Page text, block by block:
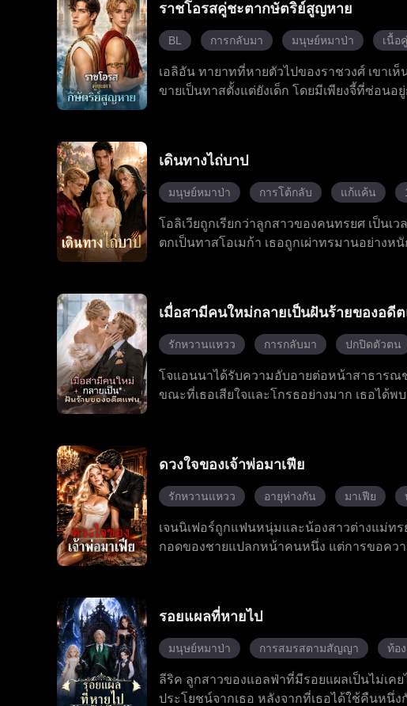
ราชโอรสคู่ชะตากษัตริย์สูญหาย
BL การกลับมา มนุษย์หมาป่า เนื้อคู่
เอลิอัน ทายาทที่หายตัวไปของราชวงศ์ เขาเ
ขายเป็นทาสตั้งแต่ยังเด็ก โดยมีเพียงจี้ที่ซ่อน
การสังหารหมู่ครอบครัวของเขา ซึ่งเปิดเผยว่า
เลียนลบความทรงจำของแอนโทนีด้วยคำสาป
สาปนั้นได้สำเร็จ และตอนนี้กำลังเดินทางกลับ
เดินทางไถ่บาป
มนุษย์หมาป่า การโต้กลับ แก้แค้น
โอลิเวียถูกเรียกว่าลูกสาวของคนทรยศ เป็นเ
ตกเป็นทาสโอเมก้า เธอถูกเผ่าทรมานอย่าง
เลือกระหว่างความเกลียดชังหรือการช่วยเหลือ
เมื่อสามีคนใหม่กลายเป็นฝันร้ายของอดี
รักหวานแหวว การกลับมา ปกปิดตัวตน
โจแอนนาได้รับความอับอายต่อหน้าสาธารณ
ขณะที่เธอเสียใจและโกรธอย่างมาก เธอได้พ
ขณะเดียวกัน อเล็กซานเดอร์คอยปกป้องเธออ
เบื้องหลังของบริษัทแอลยู เมื่อโจแอนนาค้นพ
เป็นความรักที่แท้จริง ทั้งสองคนร่วมมือกัน ท
ดวงใจของเจ้าพ่อมาเฟีย
รักหวานแหวว อายุห่างกัน มาเฟีย
เจนนิเฟอร์ถูกแฟนหนุ่มและน้องสาวต่างแม่ทร
กอดของชายแปลกหน้าคนหนึ่ง แต่การขอควา
ใหม่ในฐานะผู้หญิงของเจ้าพ่อมาเฟีย
รอยแผลที่หายไป
มนุษย์หมาป่า การสมรสตามสัญญา ท้อ
ลีริค ลูกสาวของแอลฟ่าที่มีรอยแผลเป็นไม่เค
ประโยชน์จากเธอ หลังจากที่เธอได้ใช้คืนหนึ่